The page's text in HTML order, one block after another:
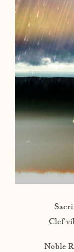
Clef
Noble